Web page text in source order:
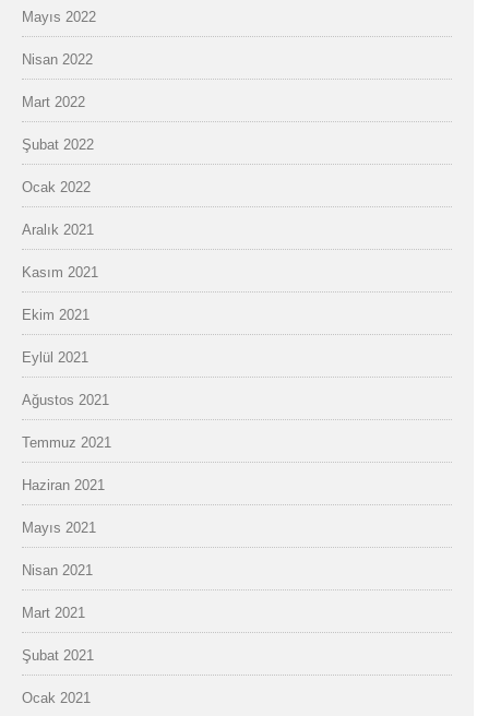
Mayıs 2022
Nisan 2022
Mart 2022
Şubat 2022
Ocak 2022
Aralık 2021
Kasım 2021
Ekim 2021
Eylül 2021
Ağustos 2021
Temmuz 2021
Haziran 2021
Mayıs 2021
Nisan 2021
Mart 2021
Şubat 2021
Ocak 2021